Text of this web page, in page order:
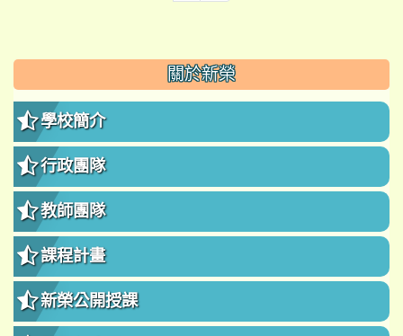
::: 關於新榮
學校簡介
行政團隊
教師團隊
課程計畫
新榮公開授課